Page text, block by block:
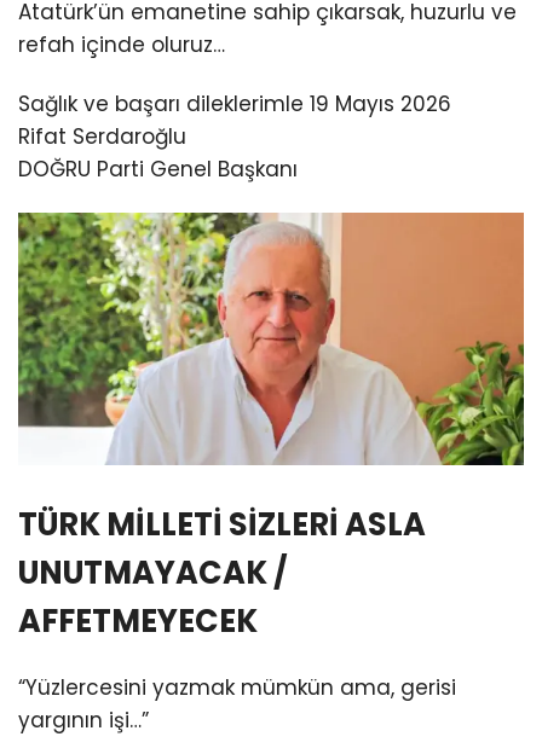
Atatürk’ün emanetine sahip çıkarsak, huzurlu ve
refah içinde oluruz…
Sağlık ve başarı dileklerimle 19 Mayıs 2026
Rifat Serdaroğlu
DOĞRU Parti Genel Başkanı
TÜRK MİLLETİ SİZLERİ ASLA
UNUTMAYACAK /
AFFETMEYECEK
“Yüzlercesini yazmak mümkün ama, gerisi
yargının işi…”